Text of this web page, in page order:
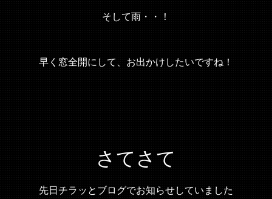
そして雨・・！
早く窓全開にして、お出かけしたいですね！
さてさて
先日チラッとブログでお知らせしていました